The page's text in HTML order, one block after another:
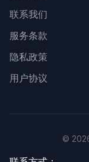
联系我们
服务条款
隐私政策
用户协议
©